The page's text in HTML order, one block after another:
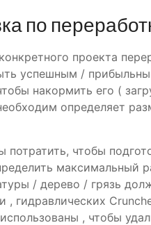
по
проекта
успешным /
накормить его (
определяет
потратить, чтобы
максимальный
/ дерево / грязь
гидравлических
, чтобы